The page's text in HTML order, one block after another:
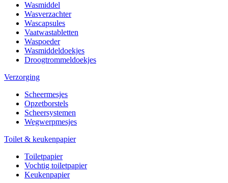
Wasmiddel
Wasverzachter
Wascapsules
Vaatwastabletten
Waspoeder
Wasmiddeldoekjes
Droogtrommeldoekjes
Verzorging
Scheermesjes
Opzetborstels
Scheersystemen
Wegwerpmesjes
Toilet & keukenpapier
Toiletpapier
Vochtig toiletpapier
Keukenpapier